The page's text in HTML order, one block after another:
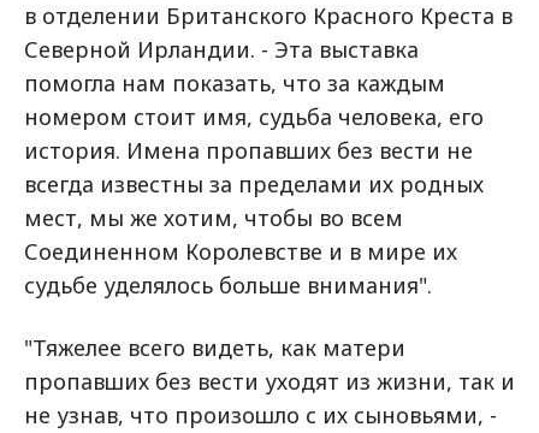
в отделении Британского Красного Креста в
Северной Ирландии. - Эта выставка
помогла нам показать, что за каждым
номером стоит имя, судьба человека, его
история. Имена пропавших без вести не
всегда известны за пределами их родных
мест, мы же хотим, чтобы во всем
Соединенном Королевстве и в мире их
судьбе уделялось больше внимания".
"Тяжелее всего видеть, как матери
пропавших без вести уходят из жизни, так и
не узнав, что произошло с их сыновьями, -